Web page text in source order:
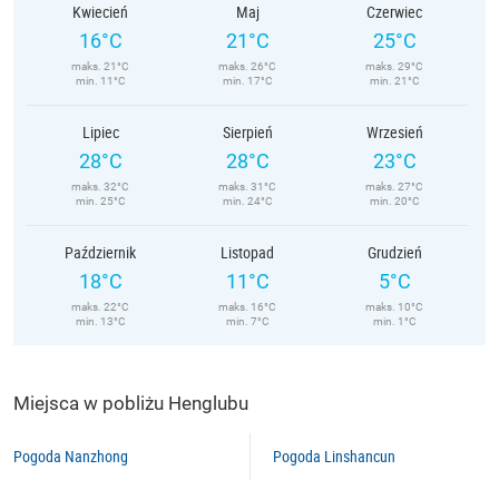
Kwiecień
16°C
maks. 21°C
min. 11°C
Maj
21°C
maks. 26°C
min. 17°C
Czerwiec
25°C
maks. 29°C
min. 21°C
Lipiec
28°C
maks. 32°C
min. 25°C
Sierpień
28°C
maks. 31°C
min. 24°C
Wrzesień
23°C
maks. 27°C
min. 20°C
Październik
18°C
maks. 22°C
min. 13°C
Listopad
11°C
maks. 16°C
min. 7°C
Grudzień
5°C
maks. 10°C
min. 1°C
Miejsca w pobliżu Henglubu
Pogoda Nanzhong Pogoda Linshancun